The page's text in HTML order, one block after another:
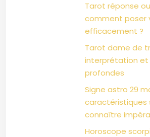
Tarot réponse
comment poser
efficacement ?
Tarot dame de
interprétation et
profondes
Signe astro 29
caractéristiques
connaître
Horoscope